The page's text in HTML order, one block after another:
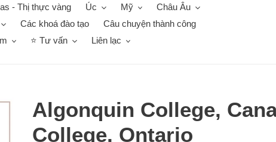
- Thị thực vàng Úc Mỹ
Châu Âu
Các khoá đào tạo
Câu chuyện thành công
⭐ Tư vấn Liên lạc
Algonquin College,
College, Ontario